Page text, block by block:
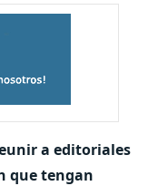
a editoriales
que tengan